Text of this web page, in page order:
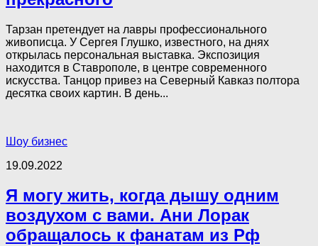
Тарзан претендует на лавры профессионального
живописца. У Сергея Глушко, известного, на днях
открылась персональная выставка. Экспозиция
находится в Ставрополе, в центре современного
искусства. Танцор привез на Северный Кавказ полтора
десятка своих картин. В день...
Шоу бизнес
19.09.2022
Я могу жить, когда дышу одним
воздухом с вами. Ани Лорак
обращалось к фанатам из Рф